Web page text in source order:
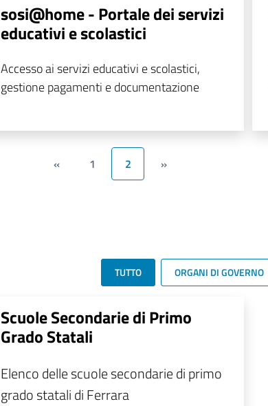
sosi@home - Portale dei servizi
educativi e scolastici
Accesso ai servizi educativi e scolastici,
gestione pagamenti e documentazione
« 1 2 »
TUTTO ORGANI DI GOVERNO
Scuole Secondarie di Primo
Grado Statali
Elenco delle scuole secondarie di primo
grado statali di Ferrara